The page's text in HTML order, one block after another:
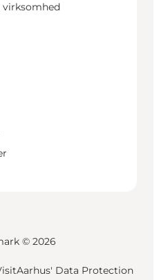
© 2026
Data Protection